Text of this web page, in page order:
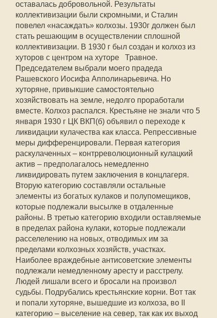
оставалась добровольной. Результаты
коллективизации были скромными, и Сталин
повелел «насаждать» колхозы. 1930г должен был
стать решающим в осуществлении сплошной
коллективизации. В 1930 г был создан и колхоз из
хуторов с центром на хуторе Травное.
Председателем выбрали моего прадеда
Рашевского Иосифа Апполинарьевича. Но
хуторяне, привыкшие самостоятельно
хозяйствовать на земле, недолго проработали
вместе. Колхоз распался. Крестьяне не знали что 5
января 1930 г ЦК ВКП(б) объявил о переходе к
ликвидации кулачества как класса. Репрессивные
меры дифференцировали. Первая категория
раскулаченных – контрреволюционный кулацкий
актив – предполагалось немедленно
ликвидировать путем заключения в концлагеря.
Вторую категорию составляли остальные
элементы из богатых кулаков и полупомещиков,
которые подлежали высылке в отдаленные
районы. В третью категорию входили оставляемые
в пределах района кулаки, которые подлежали
расселелению на новых, отводимых им за
пределами колхозных хозяйств, участках.
Наиболее враждебные антисоветские элементы
подлежали немедленному аресту и расстрелу.
Людей лишали всего и бросали на произвол
судьбы. Подрубались крестьянские корни. Вот так
и попали хуторяне, вышедшие из колхоза, во II
категорию – выселение на север, так как их выход